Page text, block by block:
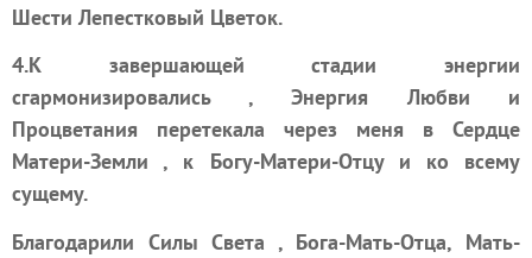
Шести Лепестковый Цветок.
4.К завершающей стадии энергии
сгармонизировались , Энергия Любви и
Процветания перетекала через меня в Сердце
Матери-Земли , к Богу-Матери-Отцу и ко всему
сущему.
Благодарили Силы Света , Бога-Мать-Отца, Мать-